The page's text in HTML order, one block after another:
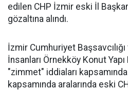
edilen CHP İzmir eski İl
gözaltına alındı.
İzmir Cumhuriyet
İnsanları Örnekköy Konut
"zimmet" iddiaları
kapsamında aralarında eski